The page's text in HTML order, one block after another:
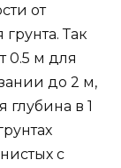
от
Так
0.5 м для
до 2 м,
в 1
с